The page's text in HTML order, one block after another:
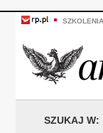
SZUKAJ W: